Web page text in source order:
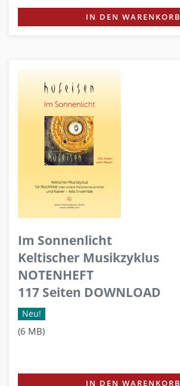
IN DEN WARENKORB
Im Sonnenlicht
Keltischer Musikzyklus
NOTENHEFT
117 Seiten DOWNLOAD
Neu!
(6 MB)
IN DEN WARENKORB